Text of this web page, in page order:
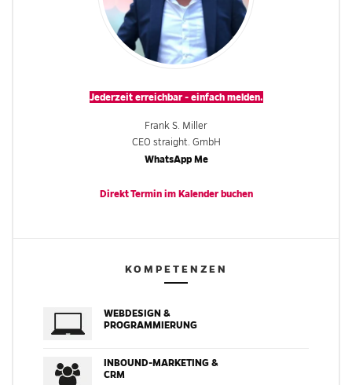
Jederzeit erreichbar - einfach melden.
Frank S. Miller
CEO straight. GmbH
WhatsApp Me
Direkt Termin im Kalenderbuchen
KOMPETENZEN
WEBDESIGN &
PROGRAMMIERUNG
INBOUND-MARKETING &
CRM